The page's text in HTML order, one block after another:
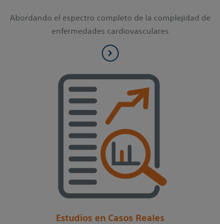
Abordando el espectro completo de la complejidad de
enfermedades cardiovasculares
Estudios en Casos Reales